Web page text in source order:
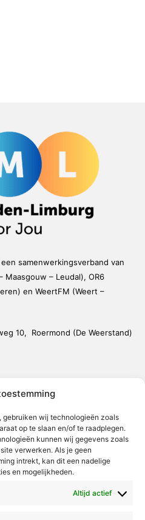
gebruiken wij technologieën zoals
op te slaan en/of te raadplegen.
kunnen wij gegevens zoals
verwerken. Als je geen
intrekt, kan dit een nadelige
en mogelijkheden.
Altijd actief
samenwerkingsverband van
Maasgouw – Leudal), OR6
en WeertFM (Weert –
10, Roermond (De Weerstand)